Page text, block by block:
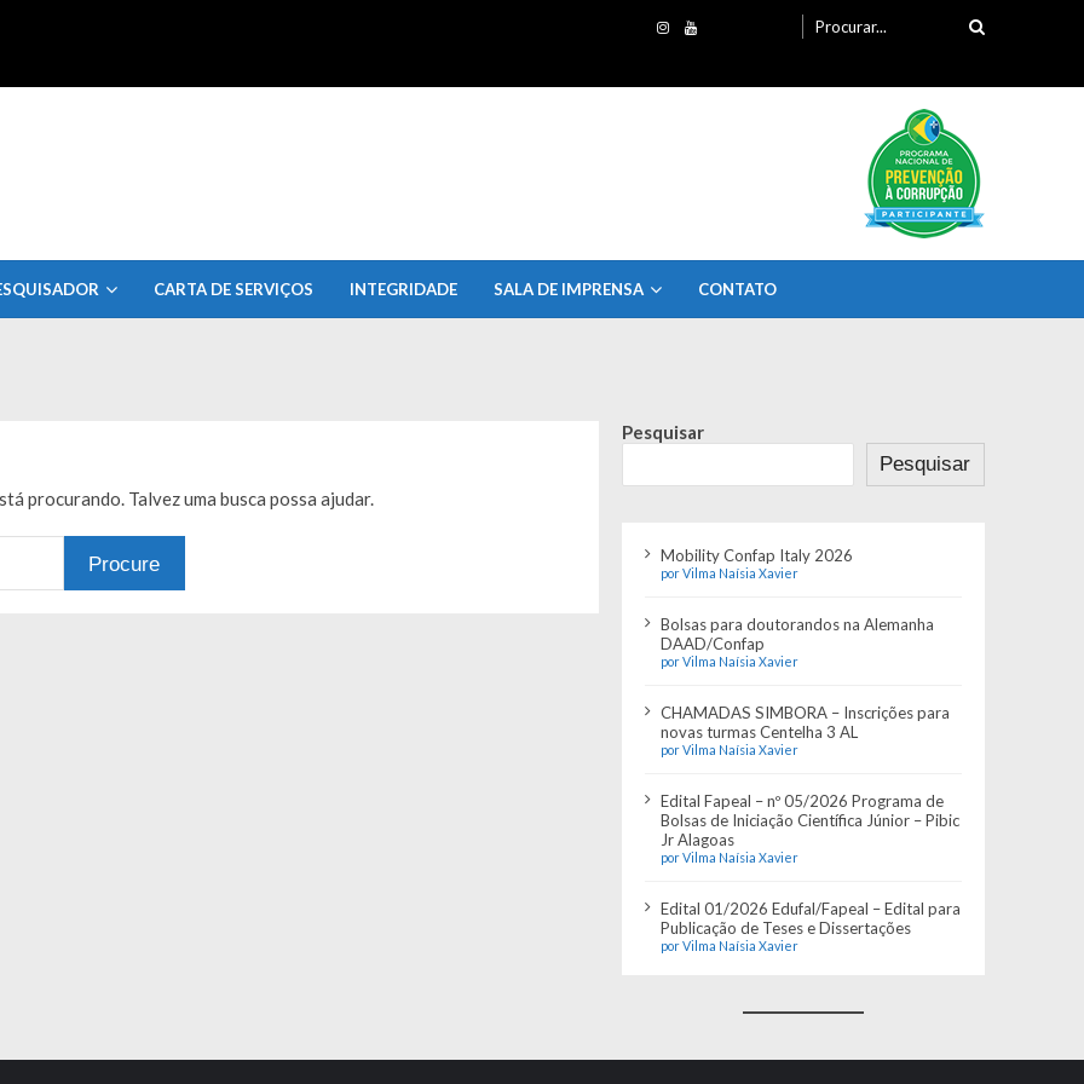
por:
CARTA DE SERVIÇOS INTEGRIDADE SALA DE IMPRENSA CONTATO
procurando. Talvez uma busca possa ajudar.
Pesquisar
Pesquisar
Mobility Confap Italy 2026
por Vilma Naísia Xavier
Bolsas para doutorandos na Alemanha
DAAD/Confap
por Vilma Naísia Xavier
CHAMADAS SIMBORA – Inscrições para
novas turmas Centelha 3 AL
por Vilma Naísia Xavier
Edital Fapeal – nº 05/2026 Programa de
Bolsas de Iniciação Científica Júnior – Pibic
Jr Alagoas
por Vilma Naísia Xavier
Edital 01/2026 Edufal/Fapeal – Edital para
Publicação de Teses e Dissertações
por Vilma Naísia Xavier